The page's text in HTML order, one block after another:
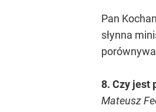
Pan
słynna
8. Czy jest
Mateusz